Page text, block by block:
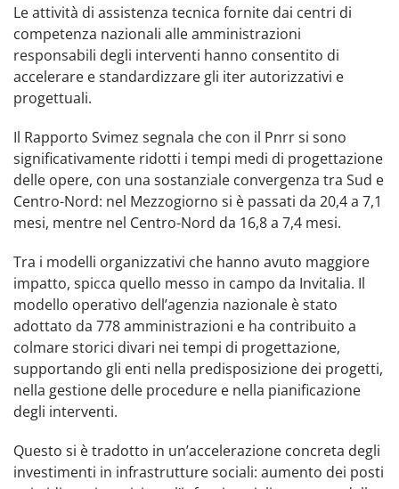
Le attività di assistenza tecnica fornite dai centri di
competenza nazionali alle amministrazioni
responsabili degli interventi hanno consentito di
accelerare e standardizzare gli iter autorizzativi e
progettuali.
Il Rapporto Svimez segnala che con il Pnrr si sono
significativamente ridotti i tempi medi di progettazione
delle opere, con una sostanziale convergenza tra Sud e
Centro-Nord: nel Mezzogiorno si è passati da 20,4 a 7,1
mesi, mentre nel Centro-Nord da 16,8 a 7,4 mesi.
Tra i modelli organizzativi che hanno avuto maggiore
impatto, spicca quello messo in campo da Invitalia. Il
modello operativo dell’agenzia nazionale è stato
adottato da 778 amministrazioni e ha contribuito a
colmare storici divari nei tempi di progettazione,
supportando gli enti nella predisposizione dei progetti,
nella gestione delle procedure e nella pianificazione
degli interventi.
Questo si è tradotto in un’accelerazione concreta degli
investimenti in infrastrutture sociali: aumento dei posti